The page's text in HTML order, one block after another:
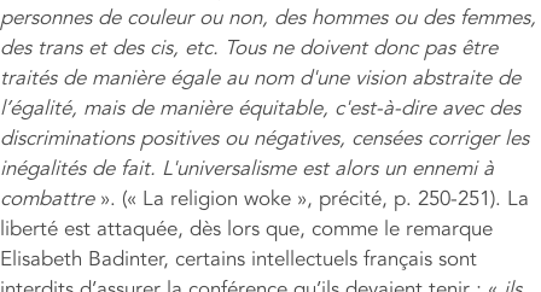
personnes de couleur ou non, des hommes ou des femmes,
des trans et des cis, etc. Tous ne doivent donc pas être
traités de manière égale au nom d'une vision abstraite de
l’égalité, mais de manière équitable, c'est-à-dire avec des
discriminations positives ou négatives, censées corriger les
inégalités de fait. L'universalisme est alors un ennemi à
combattre ». (« La religion woke », précité, p. 250-251). La
liberté est attaquée, dès lors que, comme le remarque
Elisabeth Badinter, certains intellectuels français sont